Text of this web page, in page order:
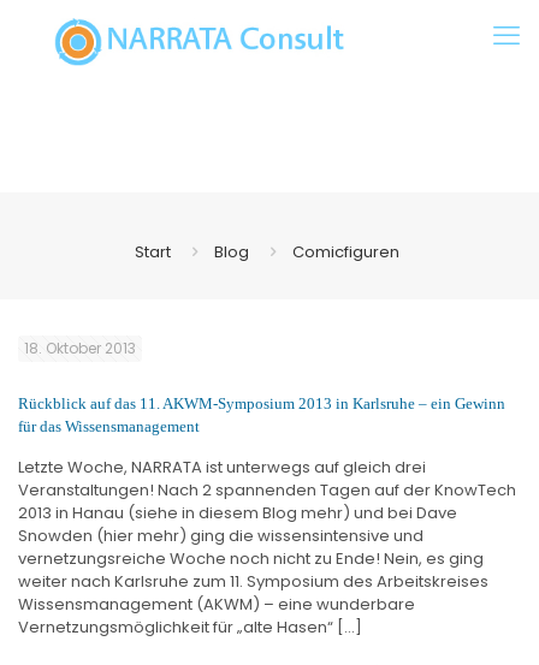
Start Blog Comicfiguren
18. Oktober 2013
Rückblick auf das 11. AKWM-Symposium 2013 in Karlsruhe – ein Gewinn
für das Wissensmanagement
Letzte Woche, NARRATA ist unterwegs auf gleich drei
Veranstaltungen! Nach 2 spannenden Tagen auf der KnowTech
2013 in Hanau (siehe in diesem Blog mehr) und bei Dave
Snowden (hier mehr) ging die wissensintensive und
vernetzungsreiche Woche noch nicht zu Ende! Nein, es ging
weiter nach Karlsruhe zum 11. Symposium des Arbeitskreises
Wissensmanagement (AKWM) – eine wunderbare
Vernetzungsmöglichkeit für „alte Hasen“ […]